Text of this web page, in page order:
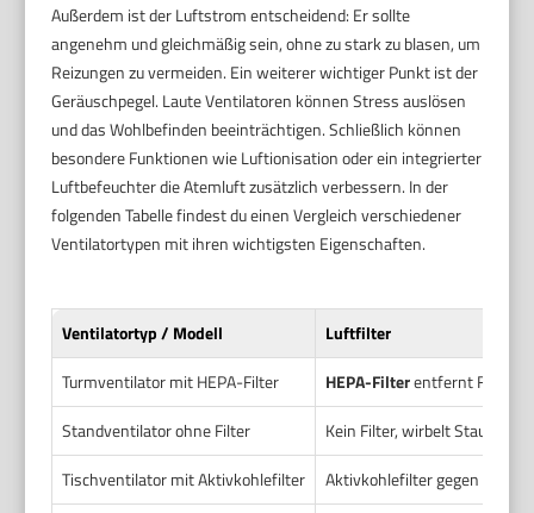
Außerdem ist der Luftstrom entscheidend: Er sollte
angenehm und gleichmäßig sein, ohne zu stark zu blasen, um
Reizungen zu vermeiden. Ein weiterer wichtiger Punkt ist der
Geräuschpegel. Laute Ventilatoren können Stress auslösen
und das Wohlbefinden beeinträchtigen. Schließlich können
besondere Funktionen wie Luftionisation oder ein integrierter
Luftbefeuchter die Atemluft zusätzlich verbessern. In der
folgenden Tabelle findest du einen Vergleich verschiedener
Ventilatortypen mit ihren wichtigsten Eigenschaften.
Ventilatortyp / Modell
Luftfilter
Turmventilator mit HEPA-Filter
HEPA-Filterentfernt
Standventilator ohne Filter
Kein Filter, wirbelt Staub auf
Tischventilator mit Aktivkohlefilter
Aktivkohlefilter gegen